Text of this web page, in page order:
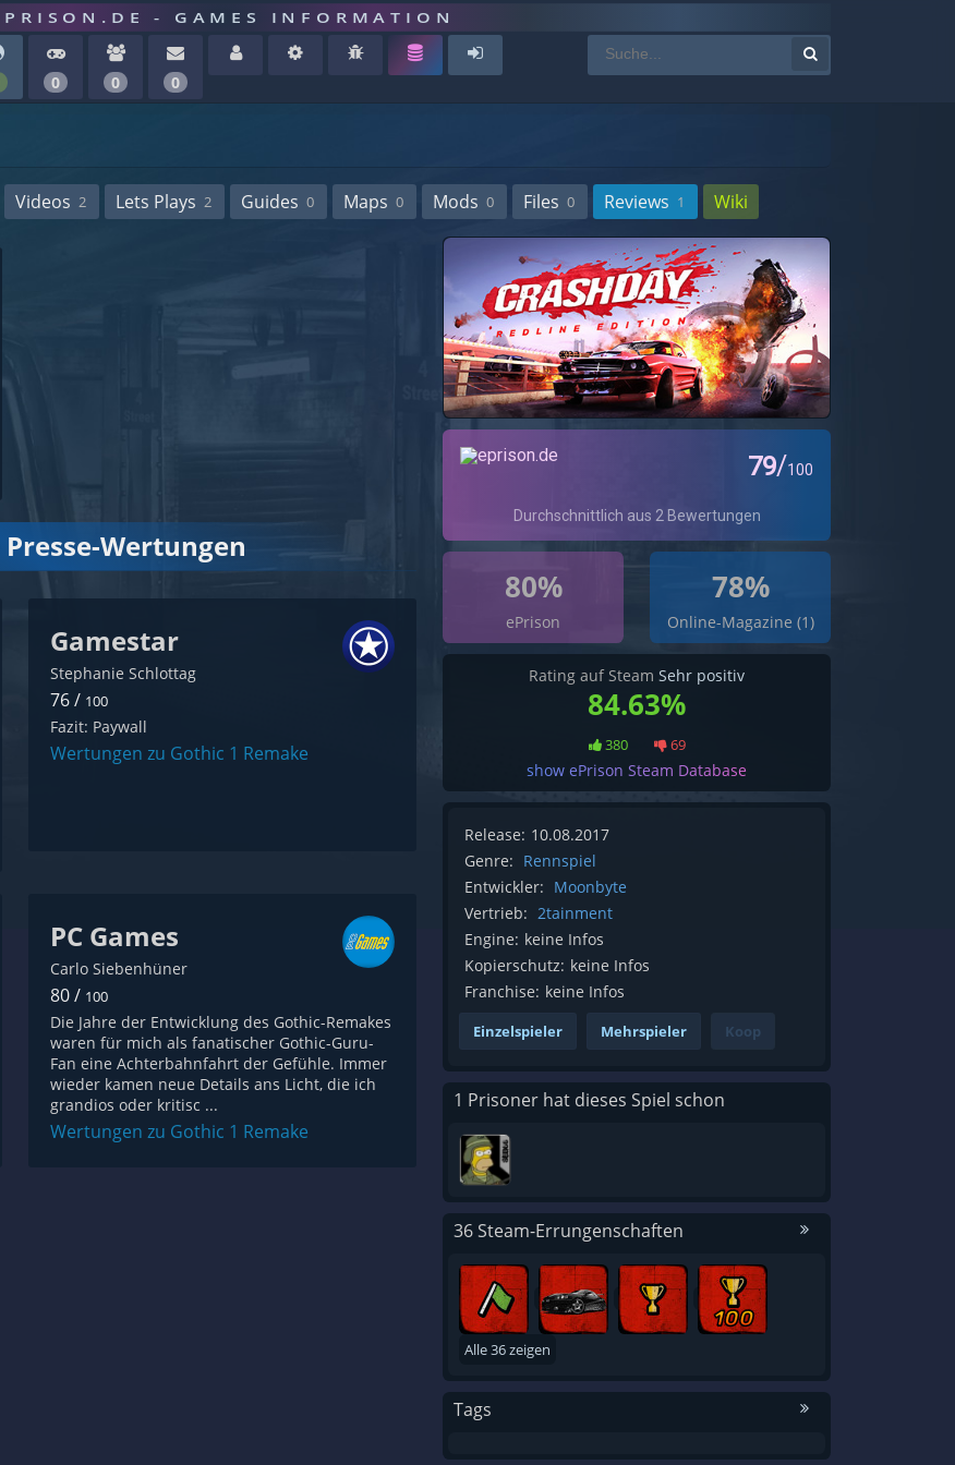
- GAMES INFORMATION
0 0 0
Videos 2 Lets Plays 2 Guides 0 Maps 0 Mods 0 Files 0 Reviews 1 Wiki
Wertungen
Gamestar
Stephanie Schlottag
76 / 100
Fazit: Paywall
Wertungen zu Gothic 1 Remake
PC Games
Carlo Siebenhüner
80 / 100
Die Jahre der Entwicklung des Gothic-Remakes
waren für mich als fanatischer Gothic-Guru-
Fan eine Achterbahnfahrt der Gefühle. Immer
wieder kamen neue Details ans Licht, die ich
grandios oder kritisc ...
Wertungen zu Gothic 1 Remake
80%
ePrison
78%
Online-Magazine (1)
Rating auf Steam Sehr positiv
84.63%
380 69
show ePrison Steam Database
Release: 10.08.2017
Genre: Rennspiel
Entwickler: Moonbyte
Vertrieb: 2tainment
Engine: keine Infos
Kopierschutz: keine Infos
Franchise: keine Infos
Einzelspieler Mehrspieler Koop
1 Prisoner hat dieses Spiel schon
36 Steam-Errungenschaften
Alle 36 zeigen
Tags